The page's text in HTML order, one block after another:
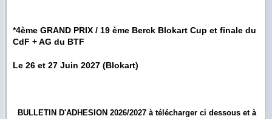
*4ème GRAND PRIX / 19 ème Berck Blokart Cup et finale du
CdF + AG du BTF
Le 26 et 27 Juin 2027 (Blokart)
BULLETIN D'ADHESION 2026/2027 à télécharger ci dessous et à